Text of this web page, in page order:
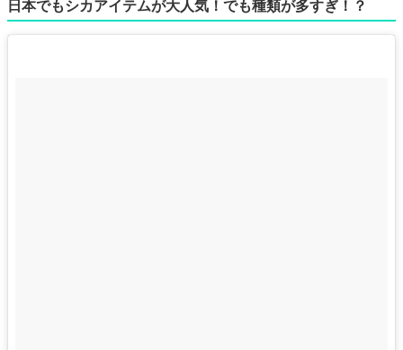
日本でもシカアイテムが大人気！でも種類が多すぎ！？